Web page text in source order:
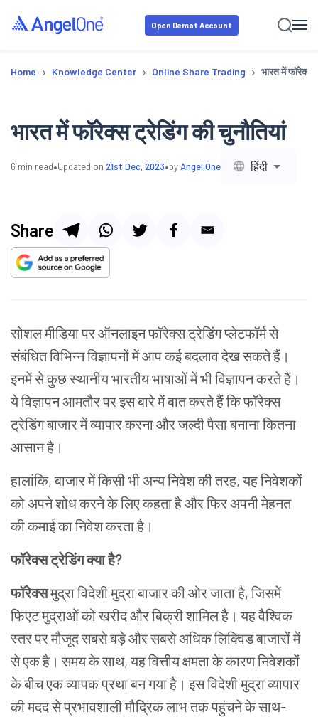
Open Demat Account
Home › Knowledge Center › Online Share Trading › भारत में फॉरेक्स
भारत में फॉरेक्स ट्रेडिंग की चुनौतियां
6 min read•Updated on 21st Dec, 2023•byAngel One हिंदी
Share
सोशलमीडियापरऑनलाइनफॉरेक्सट्रेडिंगप्लेटफॉर्मसे
संबंधितविभिन्नविज्ञापनोंमेंआप कई बदलाव देख सकते हैं।
इनमेंसेकुछस्थानीयभारतीयभाषाओंमेंभीविज्ञापनकरतेहैं।
येविज्ञापनआमतौरपरइसबारेमेंबातकरतेहैंकिफॉरेक्स
ट्रेडिंगबाजारमेंव्यापारकरनाऔरजल्दीपैसाबनानाकितना
आसानहै।
हालांकि,बाजारमेंकिसीभीअन्यनिवेशकीतरह,यहनिवेशकों
कोअपनेशोधकरनेके लिए कहता हैऔरफिरअपनीमेहनत
कीकमाईकानिवेशकरताहै।
फॉरेक्स ट्रेडिंगक्याहै?
फॉरेक्समुद्राविदेशीमुद्राबाजारकीओरजाताहै,जिसमें
फिएटमुद्राओंकोखरीद और बिक्रीशामिलहै। यहवैश्विक
स्तरपरमौजूदसबसेबड़ेऔरसबसेअधिकलिक्विडबाजारोंमें
सेएकहै। समयकेसाथ,यहवित्तीयक्षमताकेकारणनिवेशकों
केबीचएकव्यापकप्रथाबनगयाहै। इसविदेशीमुद्राव्यापार
कीमददसेप्रभावशालीमौद्रिकलाभतकपहुंचनेकेसाथ-